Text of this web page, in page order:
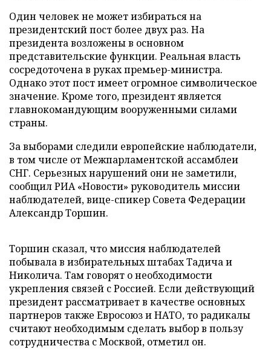
Один человек не может избираться на
президентский пост более двух раз. На
президента возложены в основном
представительские функции. Реальная власть
сосредоточена в руках премьер-министра.
Однако этот пост имеет огромное символическое
значение. Кроме того, президент является
главнокомандующим вооруженными силами
страны.
За выборами следили европейские наблюдатели,
в том числе от Межпарламентской ассамблеи
СНГ. Серьезных нарушений они не заметили,
сообщил РИА «Новости» руководитель миссии
наблюдателей, вице-спикер Совета Федерации
Александр Торшин.
Торшин сказал, что миссия наблюдателей
побывала в избирательных штабах Тадича и
Николича. Там говорят о необходимости
укрепления связей с Россией. Если действующий
президент рассматривает в качестве основных
партнеров также Евросоюз и НАТО, то радикалы
считают необходимым сделать выбор в пользу
сотрудничества с Москвой, отметил он.